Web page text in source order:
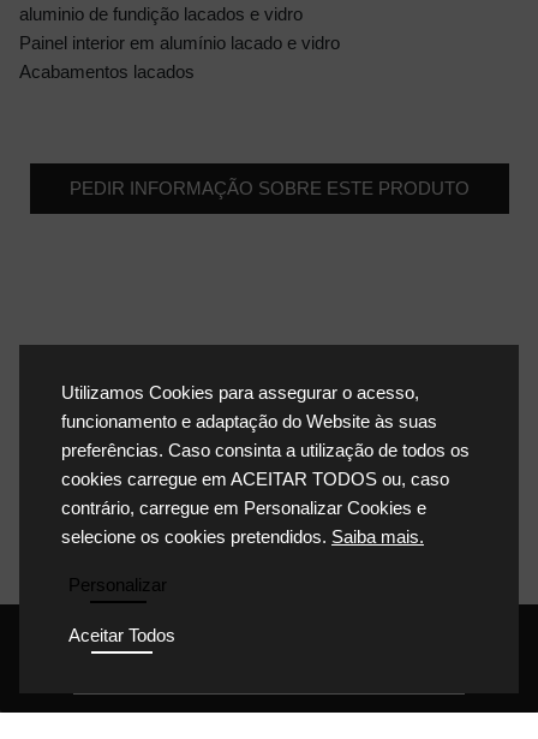
aluminio de fundição lacados e vidro
Painel interior em alumínio lacado e vidro
Acabamentos lacados
PEDIR INFORMAÇÃO SOBRE ESTE PRODUTO
Utilizamos Cookies para assegurar o acesso,
funcionamento e adaptação do Website às suas
preferências. Caso consinta a utilização de todos os
cookies carregue em ACEITAR TODOS ou, caso
contrário, carregue em Personalizar Cookies e
selecione os cookies pretendidos. Saiba mais.
Personalizar
Aceitar Todos